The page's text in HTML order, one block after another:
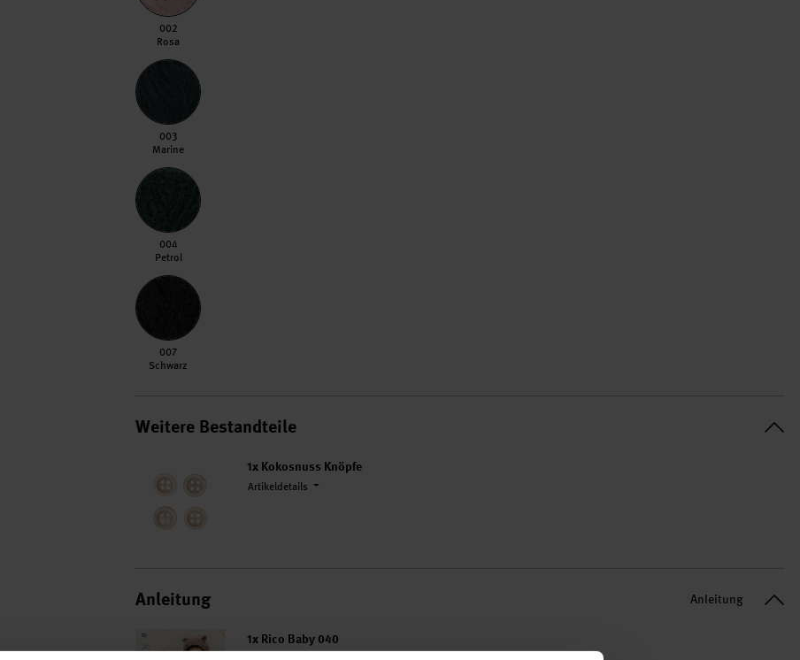
002 Rosa
002
Rosa
003 Marine
003
Marine
004 Petrol
004
Petrol
007 Schwarz
007
Schwarz
Weitere Bestandteile
1x Kokosnuss Knöpfe
Artikeldetails
Anleitung Anleitung
1x Rico Baby 040